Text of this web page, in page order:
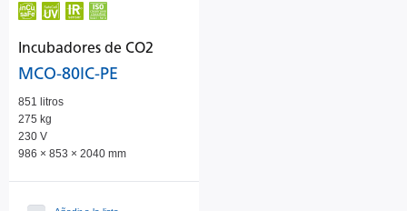
Incubadores de CO2
MCO-80IC-PE
851 litros
275 kg
230 V
986 × 853 × 2040 mm